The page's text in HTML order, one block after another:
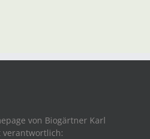
von Biogärtner Karl
verantwortlich: